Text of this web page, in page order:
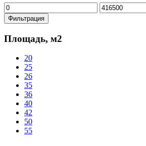
Минимальная
цена
Максимальная
цена
Фильтрация
Площадь, м2
20
25
26
35
36
40
42
50
55